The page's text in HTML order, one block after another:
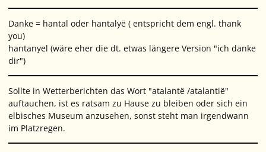
Danke = hantal oder hantalyë ( entspricht dem engl. thank
you)
hantanyel (wäre eher die dt. etwas längere Version "ich danke
dir")
Sollte in Wetterberichten das Wort "atalantë /atalantië"
auftauchen, ist es ratsam zu Hause zu bleiben oder sich ein
elbisches Museum anzusehen, sonst steht man irgendwann
im Platzregen.